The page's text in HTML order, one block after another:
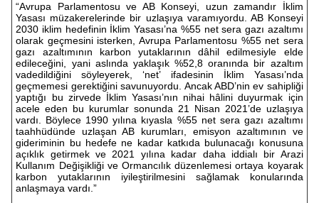
“Avrupa Parlamentosu ve AB Konseyi, uzun zamandır İklim
Yasası müzakerelerinde bir uzlaşıya varamıyordu. AB Konseyi
2030 iklim hedefinin İklim Yasası’na %55 net sera gazı azaltımı
olarak geçmesini isterken, Avrupa Parlamentosu %55 net sera
gazı azaltımının karbon yutaklarının dâhil edilmesiyle elde
edileceğini, yani aslında yaklaşık %52,8 oranında bir azaltım
vadedildiğini söyleyerek, ‘net’ ifadesinin İklim Yasası’nda
geçmemesi gerektiğini savunuyordu. Ancak ABD’nin ev sahipliği
yaptığı bu zirvede İklim Yasası’nın nihai hâlini duyurmak için
acele eden bu kurumlar sonunda 21 Nisan 2021’de uzlaşıya
vardı. Böylece 1990 yılına kıyasla %55 net sera gazı azaltımı
taahhüdünde uzlaşan AB kurumları, emisyon azaltımının ve
gideriminin bu hedefe ne kadar katkıda bulunacağı konusuna
açıklık getirmek ve 2021 yılına kadar daha iddialı bir Arazi
Kullanım Değişikliği ve Ormancılık düzenlemesi ortaya koyarak
karbon yutaklarının iyileştirilmesini sağlamak konularında
anlaşmaya vardı.”